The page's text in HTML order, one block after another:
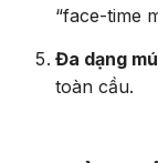
“face-time
Đa dạng
toàn cầu.